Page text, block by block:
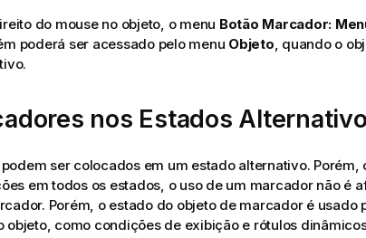
do mouse no objeto, o menu Botão Marcador:
poderá ser acessado pelo menu Objeto, quando o
nos Estados
ser colocados em um estado alternativo. Porém,
em todos os estados, o uso de um marcador não é
Porém, o estado do objeto de marcador é usado
objeto, como condições de exibição e rótulos